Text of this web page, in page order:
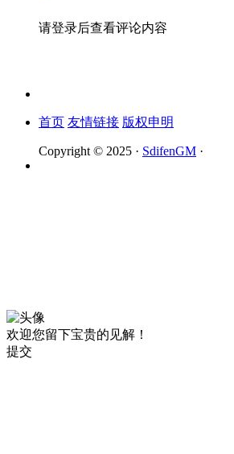
请登录后查看评论内容
首页 友情链接 版权申明
Copyright © 2025 · SdifenGM ·
欢迎您留下宝贵的见解！
提交